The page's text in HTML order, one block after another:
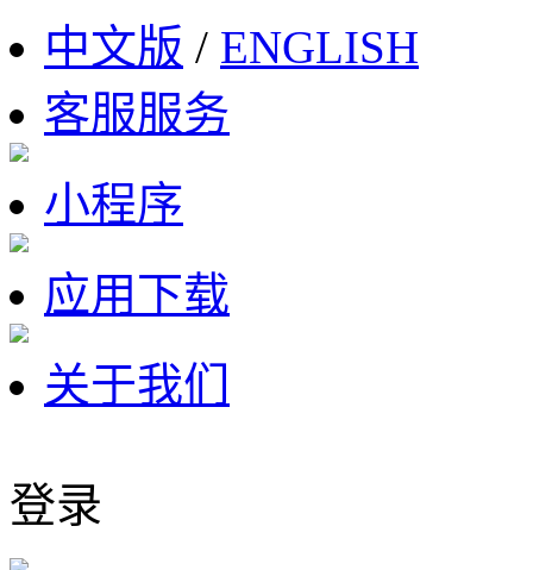
中文版 / ENGLISH
客服服务
小程序
应用下载
关于我们
登录